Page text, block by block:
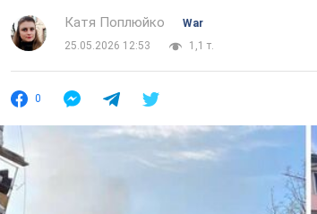
Катя Поплюйко
War
25.05.2026 12:53
1,1 т.
0